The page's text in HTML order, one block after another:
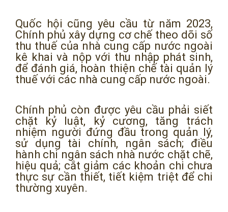
Quốc hội cũng yêu cầu từ năm 2023,
Chính phủ xây dựng cơ chế theo dõi số
thu thuế của nhà cung cấp nước ngoài
kê khai và nộp với thu nhập phát sinh,
để đánh giá, hoàn thiện chế tài quản lý
thuế với các nhà cung cấp nước ngoài.
Chính phủ còn được yêu cầu phải siết
chặt kỷ luật, kỷ cương, tăng trách
nhiệm người đứng đầu trong quản lý,
sử dụng tài chính, ngân sách; điều
hành chi ngân sách nhà nước chặt chẽ,
hiệu quả; cắt giảm các khoản chi chưa
thực sự cần thiết, tiết kiệm triệt để chi
thường xuyên.